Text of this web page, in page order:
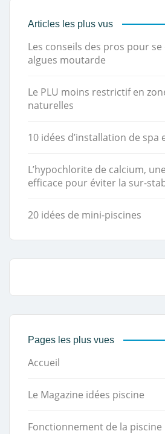
Articles les plus vus
Les conseils des pros pour
algues moutarde
Le PLU moins restrictif en
naturelles
10 idées d’installation de spa
L’hypochlorite de calcium,
efficace pour éviter la sur-
20 idées de mini-piscines
Pages les plus vues
Accueil
Le Magazine idées piscine
Fonctionnement de la piscine